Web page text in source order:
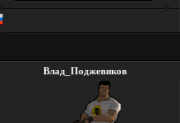
Влад_Поджевиков